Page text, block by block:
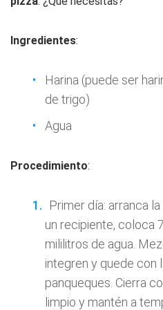
Ingredientes:
Harina (puede ser
de trigo)
Agua
Procedimiento:
Primer día: arranca la
un recipiente, coloca
mililitros de agua.
integren y quede con
panqueques. Cierra
limpio y mantén a